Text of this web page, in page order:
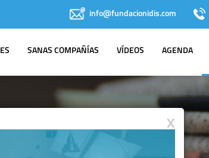
info@fundacionidis.com
SANAS COMPAÑÍAS VÍDEOS AGENDA
X